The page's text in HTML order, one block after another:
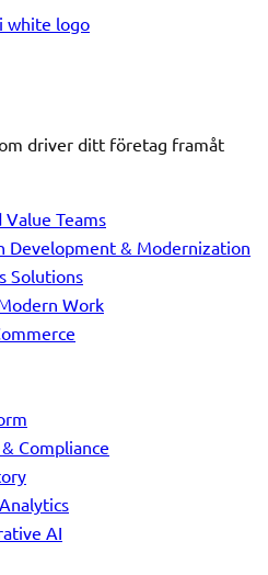
driver ditt företag framåt
Value Teams
Development & Modernization
Solutions
Work
Compliance
AI